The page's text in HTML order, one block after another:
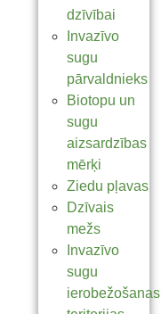
dzīvībai
Invazīvo
sugu
pārvaldnieks
Biotopu un
sugu
aizsardzības
mērķi
Ziedu pļavas
Dzīvais
mežs
Invazīvo
sugu
ierobežošanas